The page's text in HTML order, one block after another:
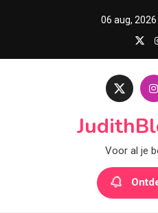
06 aug, 2026
Voor al je